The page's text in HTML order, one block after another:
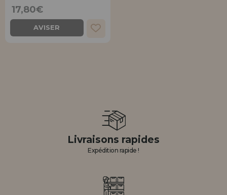
17,80€
AVISER
Livraisons rapides
Expédition rapide !